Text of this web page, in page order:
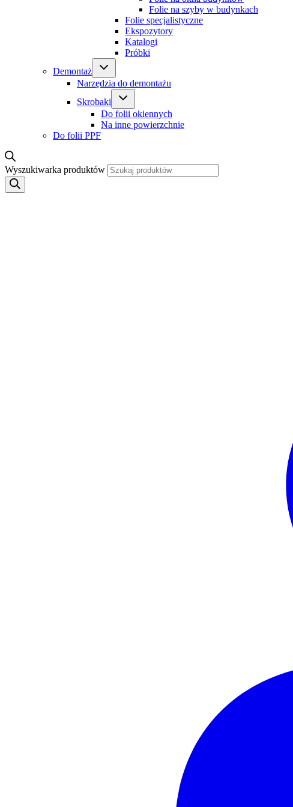
Folie na szyby w budynkach
Folie specjalistyczne
Ekspozytory
Katalogi
Próbki
Demontaż
Narzędzia do demontażu
Skrobaki
Do folii okiennych
Na inne powierzchnie
Do folii PPF
Wyszukiwarka produktów